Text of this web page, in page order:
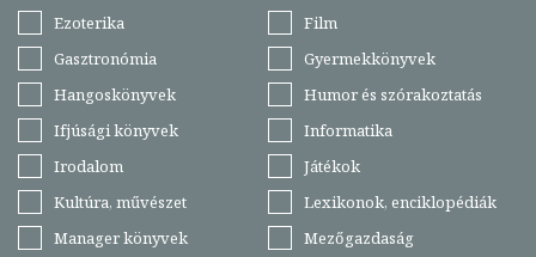
Ezoterika
Film
Gasztronómia
Gyermekkönyvek
Hangoskönyvek
Humor és szórakoztatás
Ifjúsági könyvek
Informatika
Irodalom
Játékok
Kultúra, művészet
Lexikonok, enciklopédiák
Manager könyvek
Mezőgazdaság